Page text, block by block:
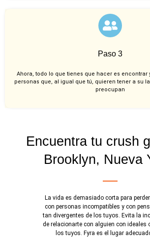
Paso 3
Ahora, todo lo que tienes que hacer es encontrar
personas que, al igual que tú, quieren tener a su
preocupan
Encuentra tu crush
Brooklyn, Nueva
La vida es demasiado corta para
con personas incompatibles y con
tan divergentes de los tuyos. Evita la
de relacionarte con alguien con ideales
los tuyos. Fyra es el lugar